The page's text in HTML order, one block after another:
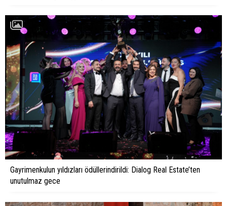
Gayrimenkulun yıldızları ödüllerindirildi: Dialog Real Estate’ten
unutulmaz gece